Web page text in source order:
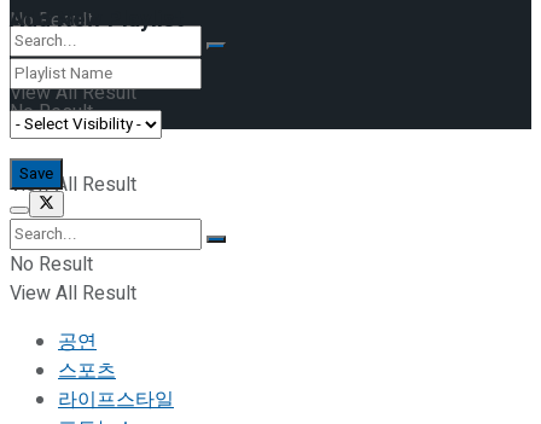
No Result
View All Result
No Result
View All Result
Add New Playlist
No Result
View All Result
공연
스포츠
라이프스타일